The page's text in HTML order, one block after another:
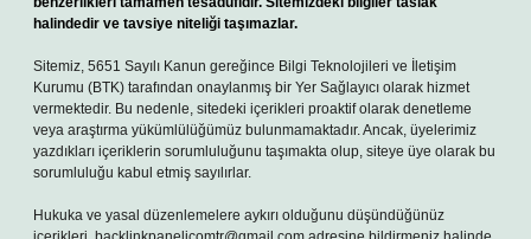
halindedir ve tavsiye niteliği taşımazlar.
Sitemiz, 5651 Sayılı Kanun gereğince Bilgi Teknolojileri ve İletişim
Kurumu (BTK) tarafından onaylanmış bir Yer Sağlayıcı olarak hizmet
vermektedir. Bu nedenle, sitedeki içerikleri proaktif olarak denetleme
veya araştırma yükümlülüğümüz bulunmamaktadır. Ancak, üyelerimiz
yazdıkları içeriklerin sorumluluğunu taşımakta olup, siteye üye olarak bu
sorumluluğu kabul etmiş sayılırlar.
Hukuka ve yasal düzenlemelere aykırı olduğunu düşündüğünüz